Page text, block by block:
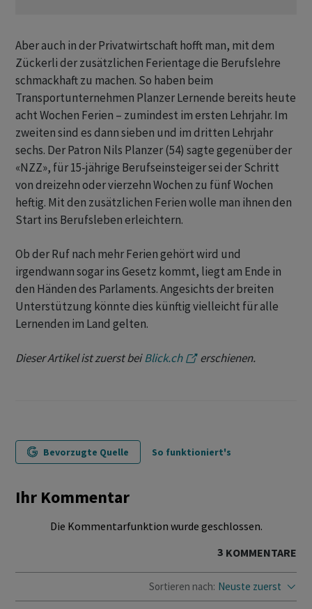
Aber auch in der Privatwirtschaft hofft man, mit dem
Zückerli der zusätzlichen Ferientage die Berufslehre
schmackhaft zu machen. So haben beim
Transportunternehmen Planzer Lernende bereits heute
acht Wochen Ferien – zumindest im ersten Lehrjahr. Im
zweiten sind es dann sieben und im dritten Lehrjahr
sechs. Der Patron Nils Planzer (54) sagte gegenüber der
«NZZ», für 15-jährige Berufseinsteiger sei der Schritt
von dreizehn oder vierzehn Wochen zu fünf Wochen
heftig. Mit den zusätzlichen Ferien wolle man ihnen den
Start ins Berufsleben erleichtern.
Ob der Ruf nach mehr Ferien gehört wird und
irgendwann sogar ins Gesetz kommt, liegt am Ende in
den Händen des Parlaments. Angesichts der breiten
Unterstützung könnte dies künftig vielleicht für alle
Lernenden im Land gelten.
Dieser Artikel ist zuerst beiBlick.ch erschienen.
Bevorzugte Quelle So funktioniert's
Ihr Kommentar
Die Kommentarfunktion wurde geschlossen.
3 KOMMENTARE
Sortieren nach: Neuste zuerst